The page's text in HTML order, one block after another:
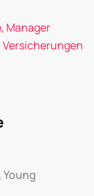
Manager